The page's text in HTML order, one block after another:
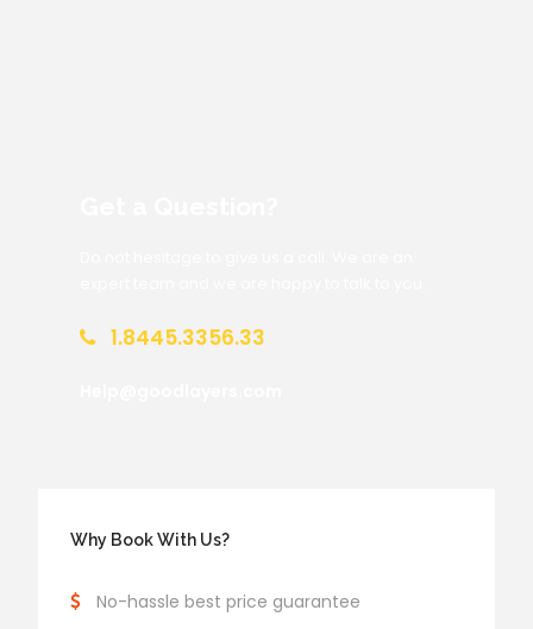
1.8445.3356.33
Why Book With Us?
No-hassle best price guarantee